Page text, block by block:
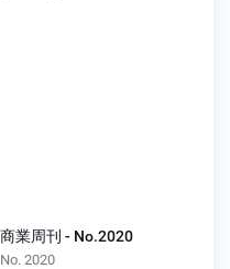
商業周刊 - No.2020
No. 2020